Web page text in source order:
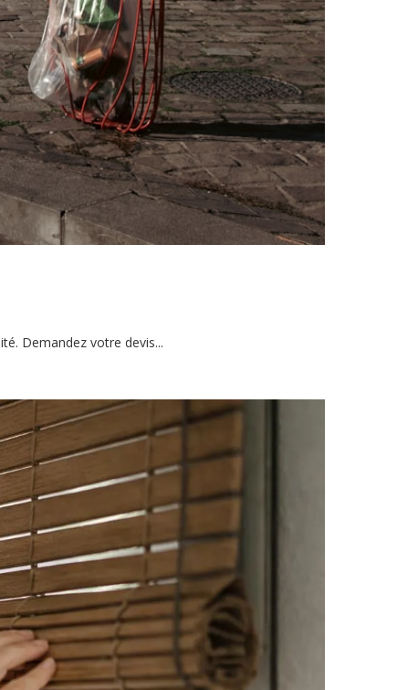
Demandez votre devis...